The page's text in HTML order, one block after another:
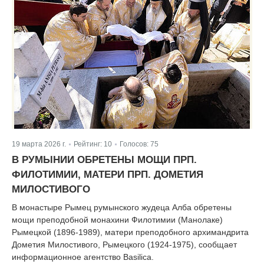
19 марта 2026 г. Рейтинг: 10 Голосов: 75
В РУМЫНИИ ОБРЕТЕНЫ МОЩИ ПРП.
ФИЛОТИМИИ, МАТЕРИ ПРП. ДОМЕТИЯ
МИЛОСТИВОГО
В монастыре Рымец румынского жудеца Алба обретены
мощи преподобной монахини Филотимии (Манолаке)
Рымецкой (1896-1989), матери преподобного архимандрита
Дометия Милостивого, Рымецкого (1924-1975), сообщает
информационное агентство Basilica.